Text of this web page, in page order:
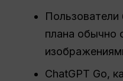
Пользователи
плана обычно
ChatGPT Go,